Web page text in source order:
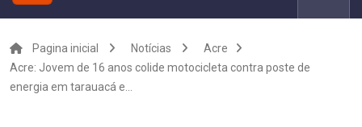
Pagina inicial Notícias
Acre
Acre: Jovem de 16 anos colide motocicleta contra poste de
energia em tarauacá e...